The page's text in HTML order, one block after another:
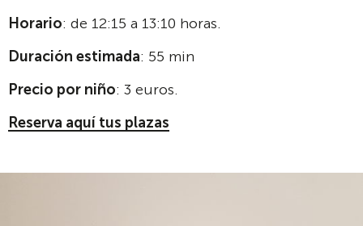
Horario: de 12:15 a 13:10 horas.
Duración estimada: 55 min
Precio por niño: 3 euros.
Reserva aquí tus plazas